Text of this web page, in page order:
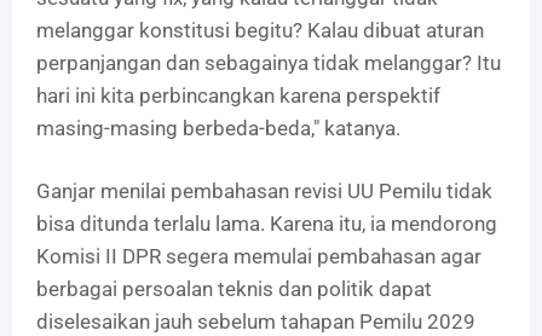
melanggar konstitusi begitu? Kalau dibuat aturan
perpanjangan dan sebagainya tidak melanggar? Itu
hari ini kita perbincangkan karena perspektif
masing-masing berbeda-beda," katanya.
Ganjar menilai pembahasan revisi UU Pemilu tidak
bisa ditunda terlalu lama. Karena itu, ia mendorong
Komisi II DPR segera memulai pembahasan agar
berbagai persoalan teknis dan politik dapat
diselesaikan jauh sebelum tahapan Pemilu 2029